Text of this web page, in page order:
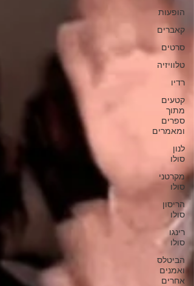
הופעות
קאברים
סרטים
טלוויזיה
רדיו
קטעים
מתוך
ספרים
ומאמרים
לנון
סולו
מקרטני
סולו
הריסון
סולו
רינגו
סולו
הביטלס
ואמנים
אחרים